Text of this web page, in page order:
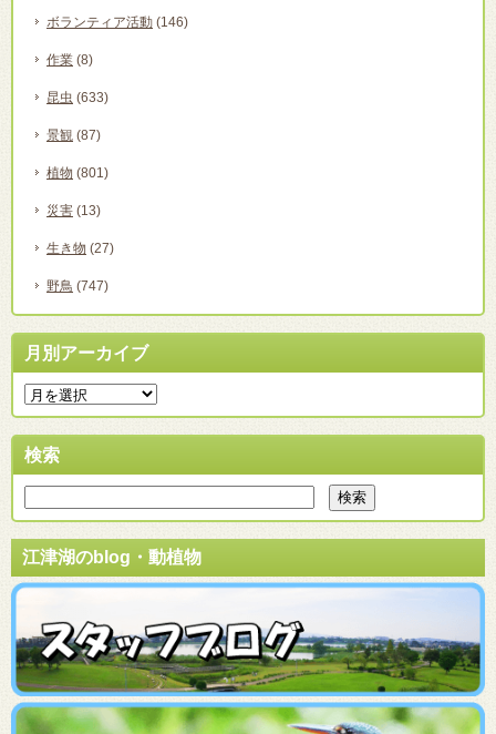
ボランティア活動 (146)
作業 (8)
昆虫 (633)
景観 (87)
植物 (801)
災害 (13)
生き物 (27)
野鳥 (747)
月別アーカイブ
検索
江津湖のblog・動植物